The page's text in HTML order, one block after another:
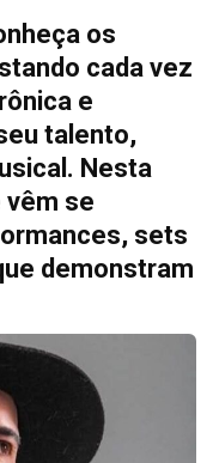
os
cada vez
e
talento,
Nesta
vêm se
sets
demonstram